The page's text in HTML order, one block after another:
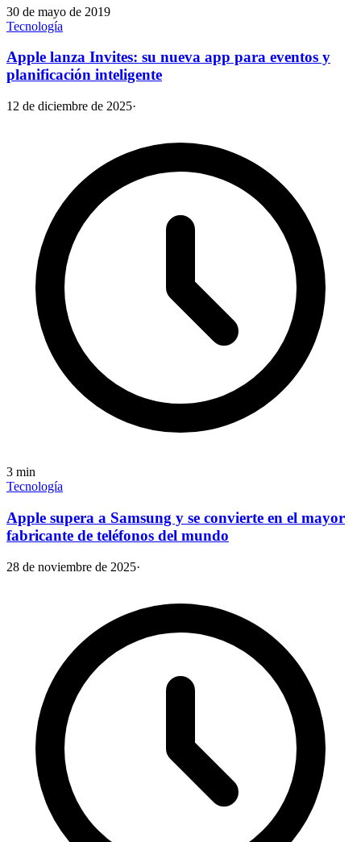
30 de mayo de 2019
Tecnología
Apple lanza Invites: su nueva app para eventos y
planificación inteligente
12 de diciembre de 2025·
3 min
Tecnología
Apple supera a Samsung y se convierte en el mayor
fabricante de teléfonos del mundo
28 de noviembre de 2025·